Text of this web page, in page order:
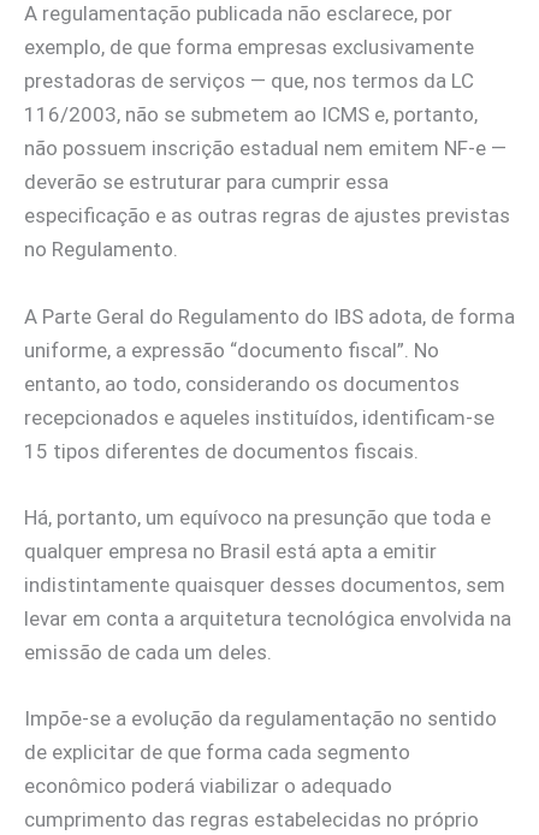
A regulamentação publicada não esclarece, por
exemplo, de que forma empresas exclusivamente
prestadoras de serviços — que, nos termos da LC
116/2003, não se submetem ao ICMS e, portanto,
não possuem inscrição estadual nem emitem NF-e —
deverão se estruturar para cumprir essa
especificação e as outras regras de ajustes previstas
no Regulamento.
A Parte Geral do Regulamento do IBS adota, de forma
uniforme, a expressão “documento fiscal”. No
entanto, ao todo, considerando os documentos
recepcionados e aqueles instituídos, identificam-se
15 tipos diferentes de documentos fiscais.
Há, portanto, um equívoco na presunção que toda e
qualquer empresa no Brasil está apta a emitir
indistintamente quaisquer desses documentos, sem
levar em conta a arquitetura tecnológica envolvida na
emissão de cada um deles.
Impõe-se a evolução da regulamentação no sentido
de explicitar de que forma cada segmento
econômico poderá viabilizar o adequado
cumprimento das regras estabelecidas no próprio